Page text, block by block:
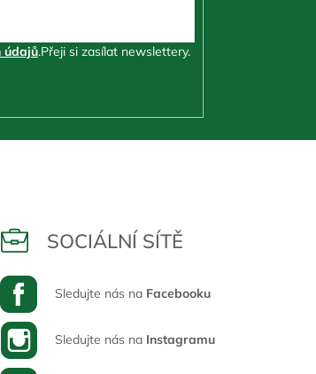
SOCIÁLNÍ SÍTĚ
Sledujte nás na Facebooku
Sledujte nás na Instagramu
údajů.Přeji si zasílat newslettery.